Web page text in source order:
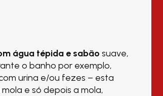
água tépida e sabão suave,
o banho por exemplo,
urina e/ou fezes – esta
e só depois a mola,